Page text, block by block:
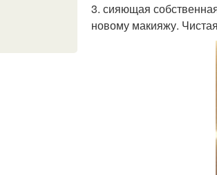
3. сияющая
новому макияжу.